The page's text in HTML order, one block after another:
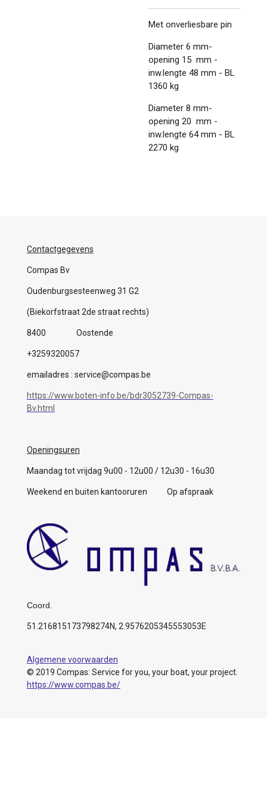
Met onverliesbare pin
Diameter 6 mm-
opening 15 mm -
inw.lengte 48 mm - BL
1360 kg
Diameter 8 mm-
opening 20 mm -
inw.lengte 64 mm - BL
2270 kg
Contactgegevens
Compas Bv
Oudenburgsesteenweg 31 G2
(Biekorfstraat 2de straat rechts)
8400 Oostende
+3259320057
emailadres : service@compas.be
https://www.boten-info.be/bdr3052739-Compas-
Bv.html
Openingsuren
Maandag tot vrijdag 9u00 - 12u00 / 12u30 - 16u30
Weekend en buiten kantooruren Op afspraak
Coord.
51.216815173798274N, 2.9576205345553053E
Algemene voorwaarden
© 2019 Compas: Service for you, your boat, your project.
https://www.compas.be/